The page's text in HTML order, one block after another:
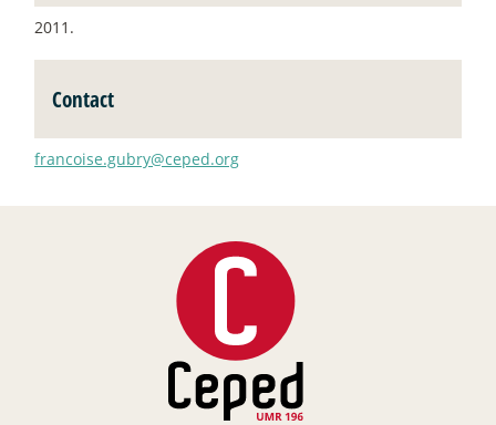
2011.
Contact
francoise.gubry@ceped.org